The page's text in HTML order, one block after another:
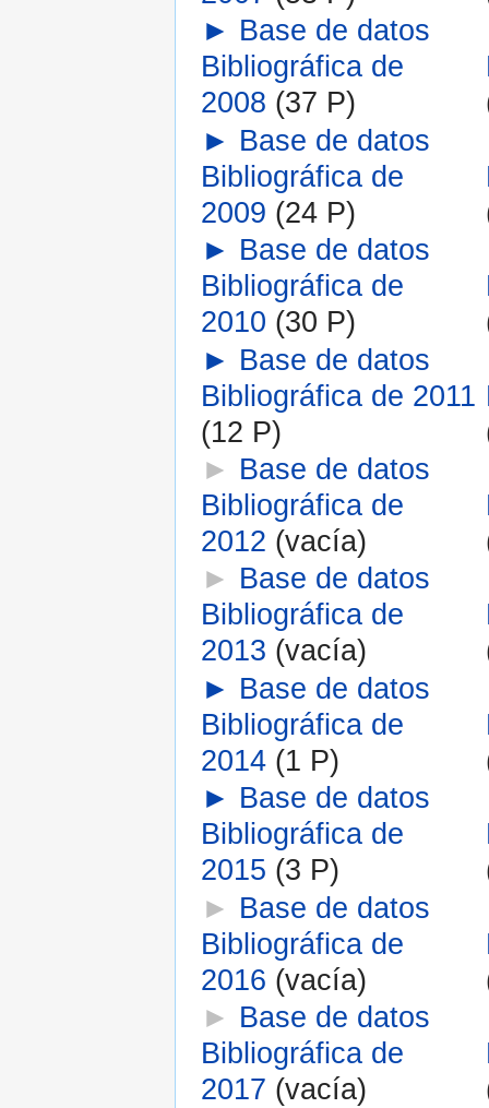
► Base de datos
Bibliográfica de
2008 (37 P)
► Base de datos
Bibliográfica de
2009 (24 P)
► Base de datos
Bibliográfica de
2010 (30 P)
► Base de datos
Bibliográfica de 2011
(12 P)
► Base de datos
Bibliográfica de
2012 (vacía)
► Base de datos
Bibliográfica de
2013 (vacía)
► Base de datos
Bibliográfica de
2014‎ (1 P)
► Base de datos
Bibliográfica de
2015 (3 P)
► Base de datos
Bibliográfica de
2016 (vacía)
► Base de datos
Bibliográfica de
2017 (vacía)